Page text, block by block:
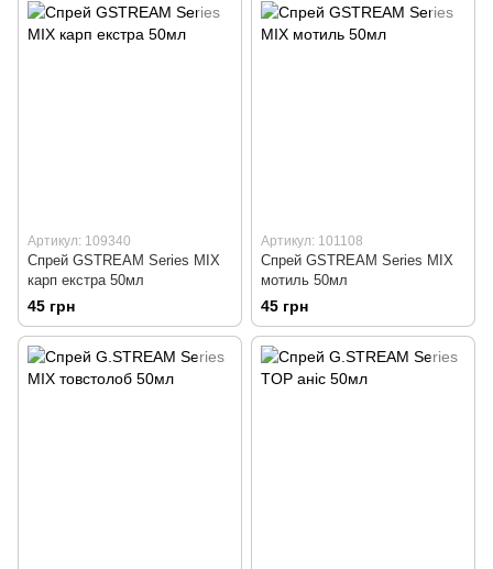
Артикул: 109340
Спрей GSTREAM Series MIX
карп екстра 50мл
45 грн
Артикул: 101108
Спрей GSTREAM Series MIX
мотиль 50мл
45 грн